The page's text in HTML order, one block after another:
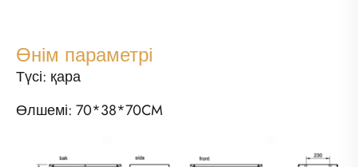
Өнім параметрі
Түсі: қара
Өлшемі: 70*38*70CM